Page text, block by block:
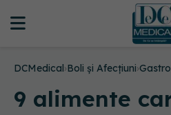
DCMedical›Boli și Afecțiuni›
9 alimente